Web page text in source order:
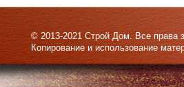
© 2013-2021 Строй Дом. Все права
Копирование и использование